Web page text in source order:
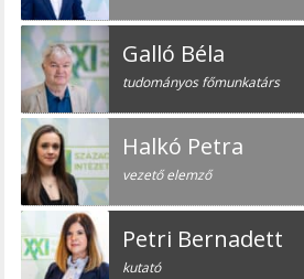
Galló Béla
tudományos főmunkatárs
Halkó Petra
vezető elemző
Petri Bernadett
kutató